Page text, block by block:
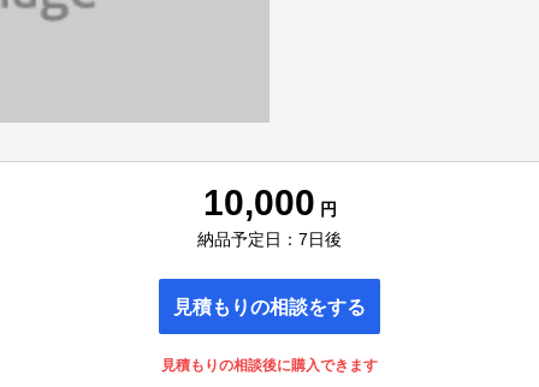
10,000 円
納品予定日：7日後
見積もりの相談をする
見積もりの相談後に購入できます